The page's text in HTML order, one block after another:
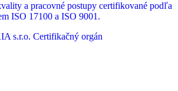
a pracovné postupy certifikované podľa
ISO 17100 a ISO 9001.
s.r.o. Certifikačný orgán